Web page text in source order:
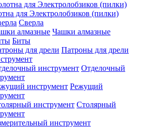
для Электролобзиков (пилки)
Сверла
Чашки алмазные
Биты
Патроны для дрели
Отделочный
Режущий
Столярный